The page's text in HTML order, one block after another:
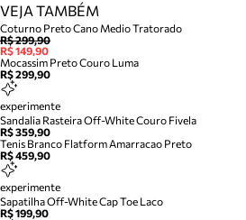
VEJA TAMBÉM
Coturno Preto Cano Medio Tratorado
R$ 299,90
R$ 149,90
Mocassim Preto Couro Luma
R$ 299,90
experimente
Sandalia Rasteira Off-White Couro Fivela
R$ 359,90
Tenis Branco Flatform Amarracao Preto
R$ 459,90
experimente
Sapatilha Off-White Cap Toe Laco
R$ 199,90